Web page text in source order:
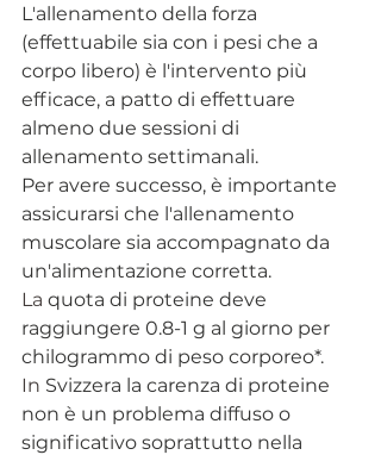
L'allenamento della forza
(effettuabile sia con i pesi che a
corpo libero) è l'intervento più
efficace, a patto di effettuare
almeno due sessioni di
allenamento settimanali.
Per avere successo, è importante
assicurarsi che l'allenamento
muscolare sia accompagnato da
un'alimentazione corretta.
La quota di proteine deve
raggiungere 0.8-1 g al giorno per
chilogrammo di peso corporeo*.
In Svizzera la carenza di proteine
non è un problema diffuso o
significativo soprattutto nella